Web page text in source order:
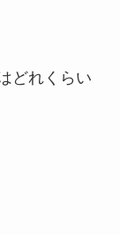
どれくらい